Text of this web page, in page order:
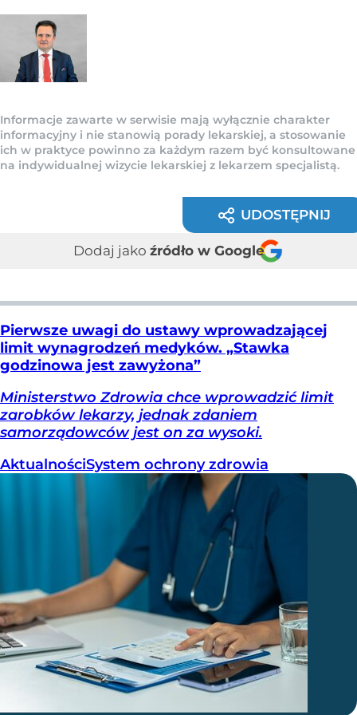
Informacje zawarte w serwisie mają wyłącznie charakter
informacyjny i nie stanowią porady lekarskiej, a stosowanie
ich w praktyce powinno za każdym razem być konsultowane
na indywidualnej wizycie lekarskiej z lekarzem specjalistą.
UDOSTĘPNIJ
Dodaj jako źródło w Google
Pierwsze uwagi do ustawy wprowadzającej
limit wynagrodzeń medyków. „Stawka
godzinowa jest zawyżona”
Ministerstwo Zdrowia chce wprowadzić limit
zarobków lekarzy, jednak zdaniem
samorządowców jest on za wysoki.
AktualnościSystem ochrony zdrowia